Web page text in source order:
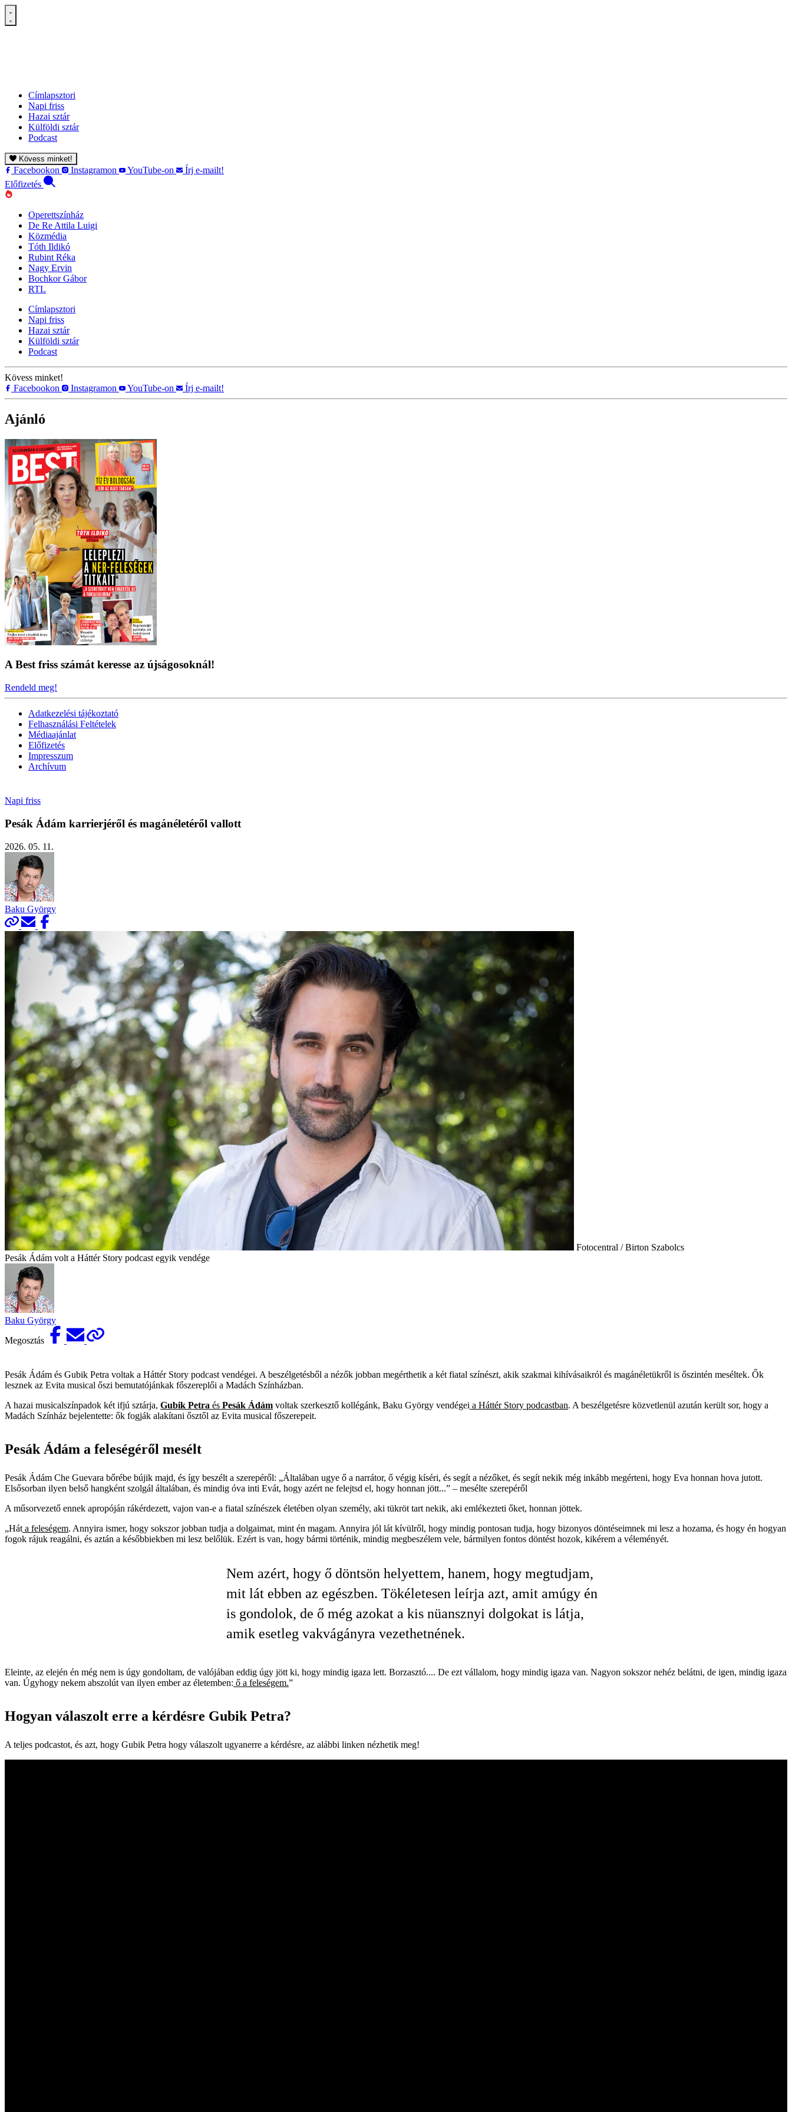
Címlapsztori
Napi friss
Hazai sztár
Külföldi sztár
Podcast
Kövess minket!
Facebookon Instagramon YouTube-on
Írj e-mailt!
Előfizetés
Operettszínház
De Re Attila Luigi
Közmédia
Tóth Ildikó
Rubint Réka
Nagy Ervin
Bochkor Gábor
RTL
Címlapsztori
Napi friss
Hazai sztár
Külföldi sztár
Podcast
Kövess minket!
Facebookon
Instagramon YouTube-on Írj e-mailt!
Ajánló
A Best friss számát keresse az újságosoknál!
Rendeld meg!
Adatkezelési tájékoztató
Felhasználási Feltételek
Médiaajánlat
Előfizetés
Impresszum
Archívum
Napi friss
Pesák Ádám karrierjéről és magánéletéről vallott
2026. 05. 11.
Baku György
Fotocentral / Birton Szabolcs
Pesák Ádám volt a Háttér Story podcast egyik vendége
Baku György
Megosztás
Pesák Ádám és Gubik Petra voltak a Háttér Story podcast vendégei. A beszélgetésből a nézők jobban megérthetik a két fiatal színészt, akik szakmai kihívásaikról és magánéletükről is őszintén meséltek. Ők
lesznek az Evita musical őszi bemutatójánkak főszereplői a Madách Színházban.
A hazai musicalszínpadok két ifjú sztárja, Gubik Petra és Pesák Ádám voltak szerkesztő kollégánk, Baku György vendégei a Háttér Story podcastban. A beszélgetésre közvetlenül azután került sor, hogy a
Madách Színház bejelentette: ők fogják alakítani ősztől az Evita musical főszerepeit.
Pesák Ádám a feleségéről mesélt
Pesák Ádám Che Guevara bőrébe bújik majd, és így beszélt a szerepéről: „Általában ugye ő a narrátor, ő végig kíséri, és segít a nézőket, és segít nekik még inkább megérteni, hogy Eva honnan hova jutott.
Elsősorban ilyen belső hangként szolgál általában, és mindig óva inti Evát, hogy azért ne felejtsd el, hogy honnan jött...” – mesélte szerepéről
A műsorvezető ennek apropóján rákérdezett, vajon van-e a fiatal színészek életében olyan személy, aki tükröt tart nekik, aki emlékezteti őket, honnan jöttek.
„Hát a feleségem. Annyira ismer, hogy sokszor jobban tudja a dolgaimat, mint én magam. Annyira jól lát kívülről, hogy mindig pontosan tudja, hogy bizonyos döntéseimnek mi lesz a hozama, és hogy én hogyan
fogok rájuk reagálni, és aztán a későbbiekben mi lesz belőlük. Ezért is van, hogy bármi történik, mindig megbeszélem vele, bármilyen fontos döntést hozok, kikérem a véleményét.
Nem azért, hogy ő döntsön helyettem, hanem, hogy megtudjam,
mit lát ebben az egészben. Tökéletesen leírja azt, amit amúgy én
is gondolok, de ő még azokat a kis nüansznyi dolgokat is látja,
amik esetleg vakvágányra vezethetnének.
Eleinte, az elején én még nem is úgy gondoltam, de valójában eddig úgy jött ki, hogy mindig igaza lett. Borzasztó.... De ezt vállalom, hogy mindig igaza van. Nagyon sokszor nehéz belátni, de igen, mindig igaza
van. Úgyhogy nekem abszolút van ilyen ember az életemben: ő a feleségem.”
Hogyan válaszolt erre a kérdésre Gubik Petra?
A teljes podcastot, és azt, hogy Gubik Petra hogy válaszolt ugyanerre a kérdésre, az alábbi linken nézhetik meg!